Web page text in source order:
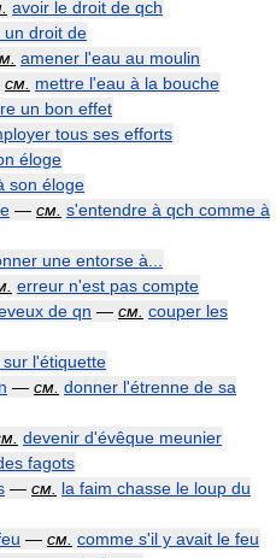
avoir le droit de qch
un droit de
amener l'eau au moulin
см. mettre l'eau à la bouche
un bon effet
tous ses efforts
éloge
son éloge
— см. s'entendre à qch comme à
une entorse à...
erreur n'est pas compte
de qn — см. couper les
l'étiquette
— см. donner l'étrenne de sa
devenir d'évêque meunier
fagots
— см. la faim chasse le loup du
— см. comme s'il y avait le feu